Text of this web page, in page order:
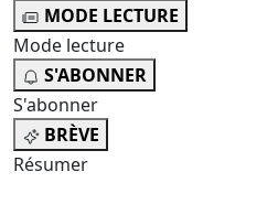
MODE LECTURE
Mode lecture
S'ABONNER
S'abonner
BRÈVE
Résumer